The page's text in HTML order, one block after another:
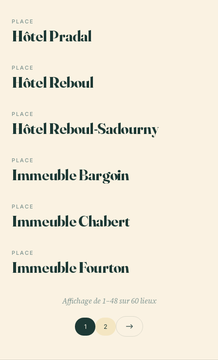
PLACE
Hôtel Pradal
PLACE
Hôtel Reboul
PLACE
Hôtel Reboul-Sadourny
PLACE
Immeuble Bargoin
PLACE
Immeuble Chabert
PLACE
Immeuble Fourton
Affichage de 1–48 sur 60 lieux
1 2